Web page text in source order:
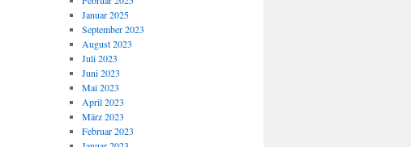
Januar 2025
September 2023
August 2023
Juli 2023
Juni 2023
Mai 2023
April 2023
März 2023
Februar 2023